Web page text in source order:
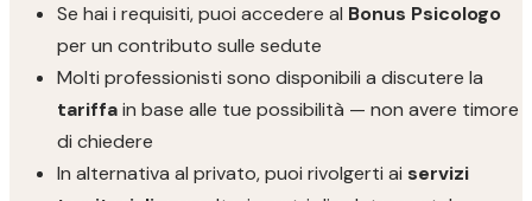
Se hai i requisiti, puoi accedere al Bonus Psicologo
per un contributo sulle sedute
Molti professionisti sono disponibili a discutere la
tariffain base alle tue possibilità — non avere timore
di chiedere
In alternativa al privato, puoi rivolgerti ai servizi